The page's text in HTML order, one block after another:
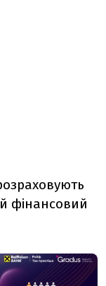
фінансовий